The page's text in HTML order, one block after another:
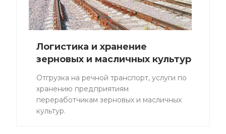
Логистика и хранение
зерновых и масличных культур
Отгрузка на речной транспорт, услуги по
хранению предприятиям
переработчикам зерновых и масличных
культур.